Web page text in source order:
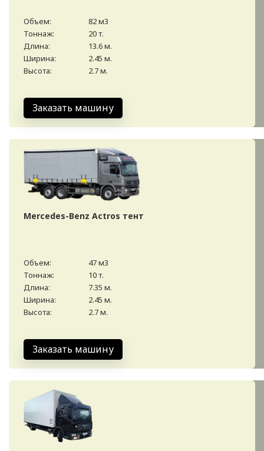
Объем:
82 м3
Тоннаж:
20 т.
Длина:
13.6 м.
Ширина:
2.45 м.
Высота:
2.7 м.
Заказать машину
Mercedes-Benz Actros тент
Объем:
47 м3
Тоннаж:
10 т.
Длина:
7.35 м.
Ширина:
2.45 м.
Высота:
2.7 м.
Заказать машину